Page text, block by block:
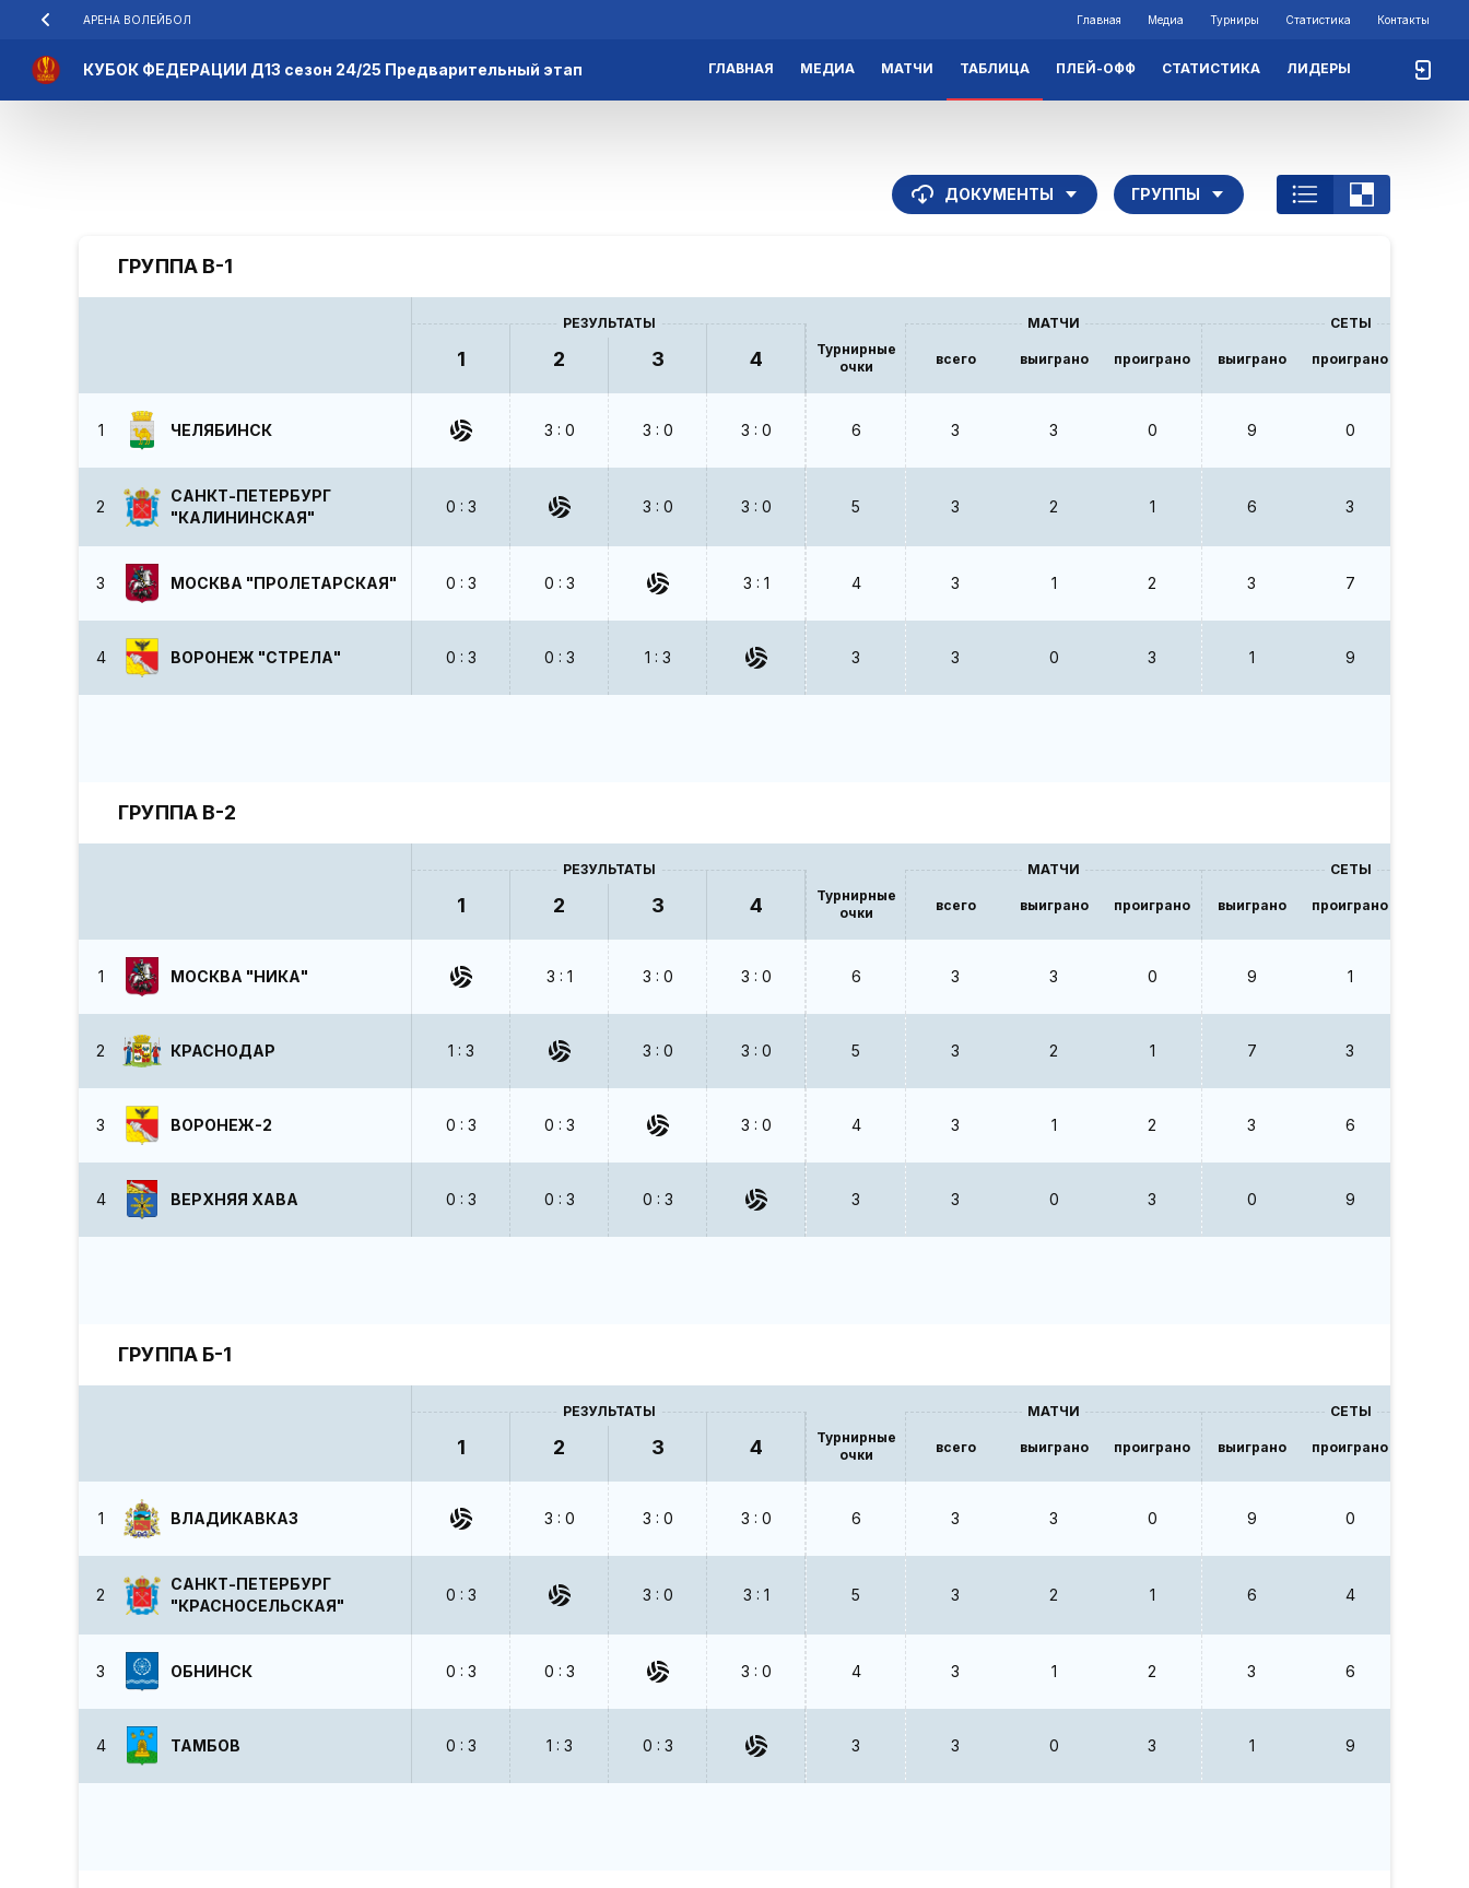
АРЕНА ВОЛЕЙБОЛ Главная Медиа Турниры Статистика Контакты
КУБОК ФЕДЕРАЦИИ Д13 сезон 24/25 Предварительный этап ГЛАВНАЯ МЕДИА МАТЧИ ТАБЛИЦА ПЛЕЙ-ОФФ СТАТИСТИКА ЛИДЕРЫ
ДОКУМЕНТЫ ГРУППЫ
ГРУППА В-1
РЕЗУЛЬТАТЫ
1 2 3 4
Турнирные
очки
МАТЧИ
всего выиграно проиграно
СЕТЫ
выиграно проиграно
1 ЧЕЛЯБИНСК 3 : 0 3 : 0 3 : 0 6 3 3 0 9 0
2
САНКТ-ПЕТЕРБУРГ
"КАЛИНИНСКАЯ"
0 : 3 3 : 0 3 : 0 5 3 2 1 6 3
3 МОСКВА "ПРОЛЕТАРСКАЯ" 0 : 3 0 : 3 3 : 1 4 3 1 2 3 7
4 ВОРОНЕЖ "СТРЕЛА" 0 : 3 0 : 3 1 : 3 3 3 0 3 1 9
ГРУППА В-2
РЕЗУЛЬТАТЫ
1 2 3 4
Турнирные
очки
МАТЧИ
всего выиграно проиграно
СЕТЫ
выиграно проиграно
1 МОСКВА "НИКА" 3 : 1 3 : 0 3 : 0 6 3 3 0 9 1
2 КРАСНОДАР 1 : 3 3 : 0 3 : 0 5 3 2 1 7 3
3 ВОРОНЕЖ-2 0 : 3 0 : 3 3 : 0 4 3 1 2 3 6
4 ВЕРХНЯЯ ХАВА 0 : 3 0 : 3 0 : 3 3 3 0 3 0 9
ГРУППА Б-1
РЕЗУЛЬТАТЫ
1 2 3 4
Турнирные
очки
МАТЧИ
всего выиграно проиграно
СЕТЫ
выиграно проиграно
1 ВЛАДИКАВКАЗ 3 : 0 3 : 0 3 : 0 6 3 3 0 9 0
2
САНКТ-ПЕТЕРБУРГ
"КРАСНОСЕЛЬСКАЯ"
0 : 3 3 : 0 3 : 1 5 3 2 1 6 4
3 ОБНИНСК 0 : 3 0 : 3 3 : 0 4 3 1 2 3 6
4 ТАМБОВ 0 : 3 1 : 3 0 : 3 3 3 0 3 1 9